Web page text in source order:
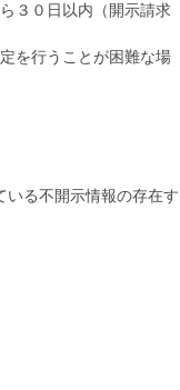
３０日以内（開示請求
を行うことが困難な場
いる不開示情報の存在す